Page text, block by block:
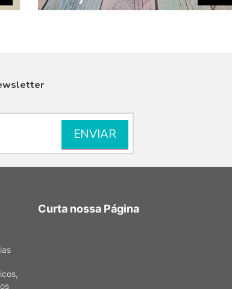
VISUALIZAR
Curta nossa Página